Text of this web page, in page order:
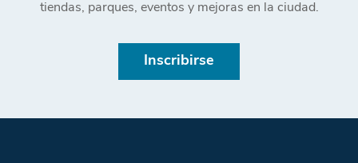
tiendas, parques, eventos y mejoras en la ciudad.
Inscribirse